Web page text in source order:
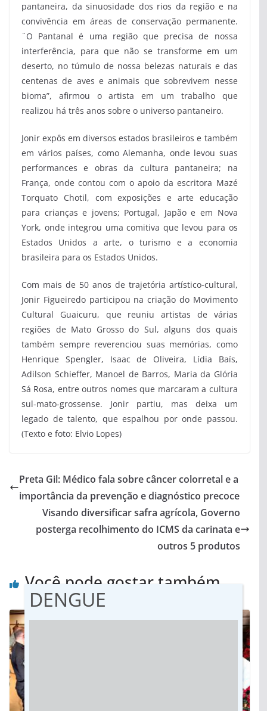
pantaneira, da sinuosidade dos rios da região e na
convivência em áreas de conservação permanente.
¨O Pantanal é uma região que precisa de nossa
interferência, para que não se transforme em um
deserto, no túmulo de nossa belezas naturais e das
centenas de aves e animais que sobrevivem nesse
bioma”, afirmou o artista em um trabalho que
realizou há três anos sobre o universo pantaneiro.
Jonir expôs em diversos estados brasileiros e também
em vários países, como Alemanha, onde levou suas
performances e obras da cultura pantaneira; na
França, onde contou com o apoio da escritora Mazé
Torquato Chotil, com exposições e arte educação
para crianças e jovens; Portugal, Japão e em Nova
York, onde integrou uma comitiva que levou para os
Estados Unidos a arte, o turismo e a economia
brasileira para os Estados Unidos.
Com mais de 50 anos de trajetória artístico-cultural,
Jonir Figueiredo participou na criação do Movimento
Cultural Guaicuru, que reuniu artistas de várias
regiões de Mato Grosso do Sul, alguns dos quais
também sempre reverenciou suas memórias, como
Henrique Spengler, Isaac de Oliveira, Lídia Baís,
Adilson Schieffer, Manoel de Barros, Maria da Glória
Sá Rosa, entre outros nomes que marcaram a cultura
sul-mato-grossense. Jonir partiu, mas deixa um
legado de talento, que espalhou por onde passou.
(Texto e foto: Elvio Lopes)
Preta Gil: Médico fala sobre câncer colorretal e a
importância da prevenção e diagnóstico precoce
Visando diversificar safra agrícola, Governo
posterga recolhimento do ICMS da carinata e
outros 5 produtos
Você pode gostar também
DENGUE